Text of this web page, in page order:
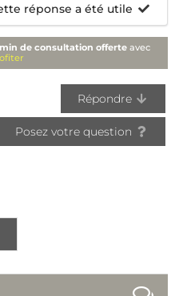
réponse a été utile
de consultation offerte avec
Répondre
Posez votre question